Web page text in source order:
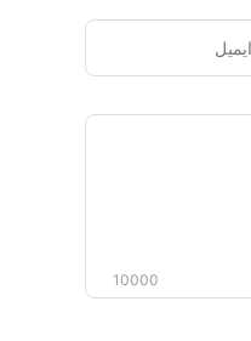
ایمیل
دیدگاه
10000